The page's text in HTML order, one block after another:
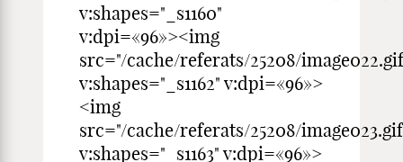
v:shapes="_s1160"
v:dpi=«96»><img
src="/cache/referats/25208/
v:shapes="_s1162" v:dpi=«96»>
<img
src="/cache/referats/25208/
v:shapes="_s1163" v:dpi=«96»>